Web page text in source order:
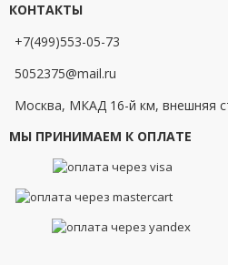
КОНТАКТЫ
+7(499)553-05-73
5052375@mail.ru
Москва, МКАД 16-й км, внешняя
МЫ ПРИНИМАЕМ К ОПЛАТЕ